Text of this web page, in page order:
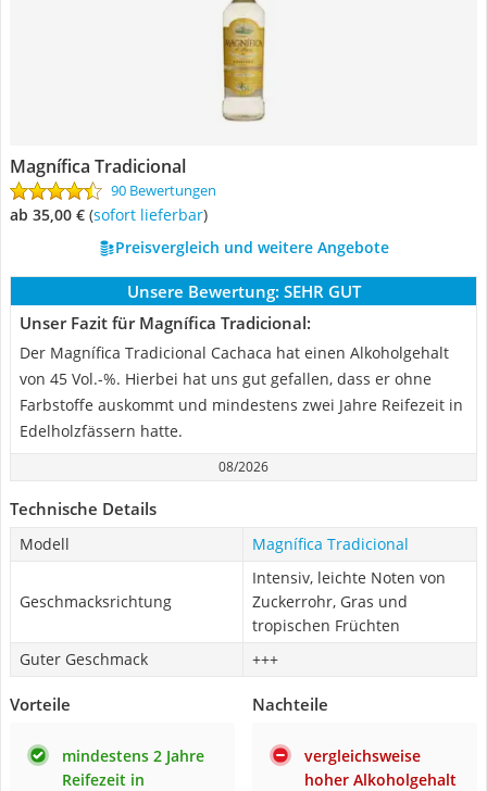
Magnífica Tradicional
90 Bewertungen
ab 35,00 € ( Sofort lieferbar)
Preisvergleich und weitere Angebote
Unsere Bewertung: SEHR GUT
Unser Fazit für Magnífica Tradicional:
Der Magnífica Tradicional Cachaca hat einen Alkoholgehalt
von 45 Vol.-%. Hierbei hat uns gut gefallen, dass er ohne
Farbstoffe auskommt und mindestens zwei Jahre Reifezeit in
Edelholzfässern hatte.
08/2026
Technische Details
Modell Magnífica Tradicional
Geschmacksrichtung
Intensiv, leichte Noten von
Zuckerrohr, Gras und
tropischen Früchten
Guter Geschmack
+++
Vorteile
mindestens 2 Jahre
Reifezeit in
Nachteile
vergleichsweise
hoher Alkoholgehalt